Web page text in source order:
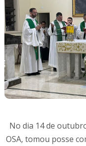
No dia 14 de
OSA, tomou posse